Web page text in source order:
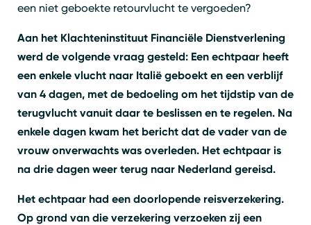
een niet geboekte retourvlucht te vergoeden?
Aan het Klachteninstituut Financiële Dienstverlening
werd de volgende vraag gesteld: Een echtpaar heeft
een enkele vlucht naar Italië geboekt en een verblijf
van 4 dagen, met de bedoeling om het tijdstip van de
terugvlucht vanuit daar te beslissen en te regelen. Na
enkele dagen kwam het bericht dat de vader van de
vrouw onverwachts was overleden. Het echtpaar is
na drie dagen weer terug naar Nederland gereisd.
Het echtpaar had een doorlopende reisverzekering.
Op grond van die verzekering verzoeken zij een